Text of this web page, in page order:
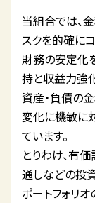
当組合では、
スクを的確に
財務の安定化
持と収益力強
資産・負債の
変化に機敏に
ています。
とりわけ、有
通しなどの投
ポートフォリ